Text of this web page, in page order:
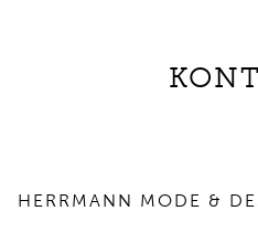
HERRMANN MODE &